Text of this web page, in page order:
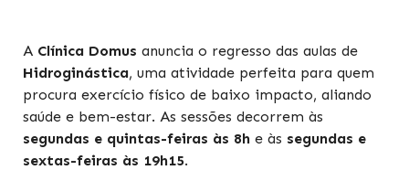
A Clínica Domus anuncia o regresso das aulas de
Hidroginástica, uma atividade perfeita para quem
procura exercício físico de baixo impacto, aliando
saúde e bem-estar. As sessões decorrem às
segundas e quintas-feiras às 8h e às segundas e
sextas-feiras às 19h15.